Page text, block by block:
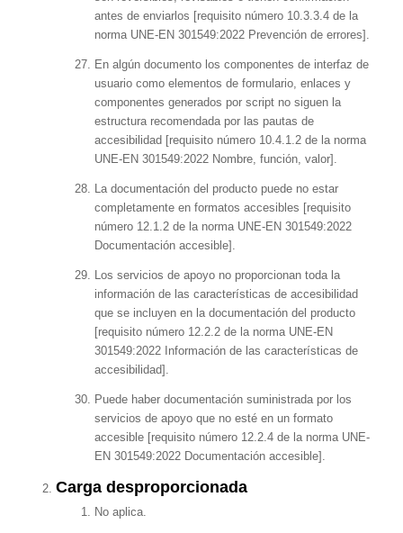
antes de enviarlos [requisito número 10.3.3.4 de la
norma UNE-EN 301549:2022 Prevención de errores].
En algún documento los componentes de interfaz de
usuario como elementos de formulario, enlaces y
componentes generados por script no siguen la
estructura recomendada por las pautas de
accesibilidad [requisito número 10.4.1.2 de la norma
UNE-EN 301549:2022 Nombre, función, valor].
La documentación del producto puede no estar
completamente en formatos accesibles [requisito
número 12.1.2 de la norma UNE-EN 301549:2022
Documentación accesible].
Los servicios de apoyo no proporcionan toda la
información de las características de accesibilidad
que se incluyen en la documentación del producto
[requisito número 12.2.2 de la norma UNE-EN
301549:2022 Información de las características de
accesibilidad].
Puede haber documentación suministrada por los
servicios de apoyo que no esté en un formato
accesible [requisito número 12.2.4 de la norma UNE-
EN 301549:2022 Documentación accesible].
Carga desproporcionada
No aplica.